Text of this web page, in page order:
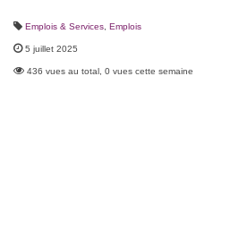
Emplois & Services Emplois
5 juillet 2025
436 vues au total, 0 vues cette semaine